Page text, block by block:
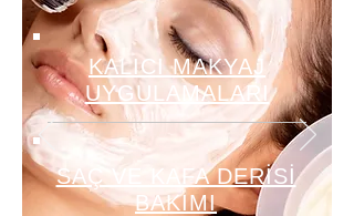
KALICI MAKYAJ
UYGULAMALARI
SAÇ VE KAFA DERİSİ
BAKIMI